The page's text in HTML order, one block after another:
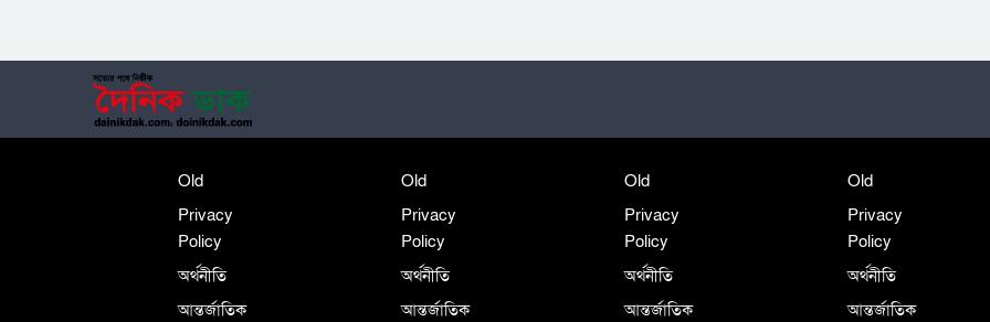
Old
Privacy
Policy
অর্থনীতি
আন্তর্জাতিক
Old
Privacy
Policy
অর্থনীতি
আন্তর্জাতিক
Old
Privacy
Policy
অর্থনীতি
আন্তর্জাতিক
Old
Privacy
Policy
অর্থনীতি
আন্তর্জাতিক